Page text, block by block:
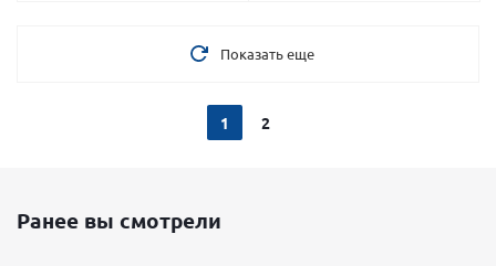
Показать еще
1 2
Ранее вы смотрели